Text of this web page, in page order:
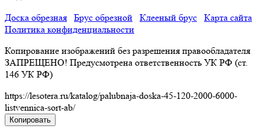
Доска обрезная
Брус обрезной Клееный брус
Карта сайта
Политика конфиденциальности
Копирование изображений без разрешения правообладателя
ЗАПРЕЩЕНО! Предусмотрена ответственность УК РФ (ст.
146 УК РФ)
https://lesotera.ru/katalog/palubnaja-doska-45-120-2000-6000-
listvennica-sort-ab/
Копировать